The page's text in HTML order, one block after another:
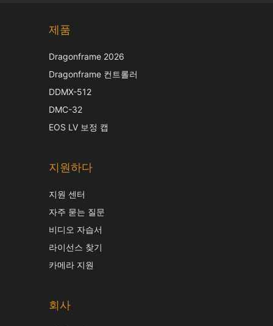
제품
Dragonframe 2026
Dragonframe 컨트롤러
DDMX-512
DMC-32
EOS LV 보정 캡
지원하다
지원 센터
자주 묻는 질문
비디오 자습서
라이선스 찾기
카메라 지원
회사